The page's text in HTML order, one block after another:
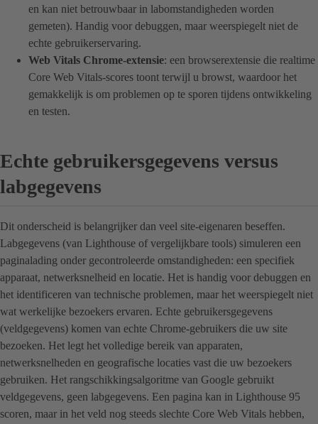
en kan niet betrouwbaar in labomstandigheden worden
gemeten). Handig voor debuggen, maar weerspiegelt niet de
echte gebruikerservaring.
Web Vitals Chrome-extensie: een browserextensie die realtime
Core Web Vitals-scores toont terwijl u browst, waardoor het
gemakkelijk is om problemen op te sporen tijdens ontwikkeling
en testen.
Echte gebruikersgegevens versus
labgegevens
Dit onderscheid is belangrijker dan veel site-eigenaren beseffen.
Labgegevens (van Lighthouse of vergelijkbare tools) simuleren een
paginalading onder gecontroleerde omstandigheden: een specifiek
apparaat, netwerksnelheid en locatie. Het is handig voor debuggen en
het identificeren van technische problemen, maar het weerspiegelt niet
wat werkelijke bezoekers ervaren. Echte gebruikersgegevens
(veldgegevens) komen van echte Chrome-gebruikers die uw site
bezoeken. Het legt het volledige bereik van apparaten,
netwerksnelheden en geografische locaties vast die uw bezoekers
gebruiken. Het rangschikkingsalgoritme van Google gebruikt
veldgegevens, geen labgegevens. Een pagina kan in Lighthouse 95
scoren, maar in het veld nog steeds slechte Core Web Vitals hebben,